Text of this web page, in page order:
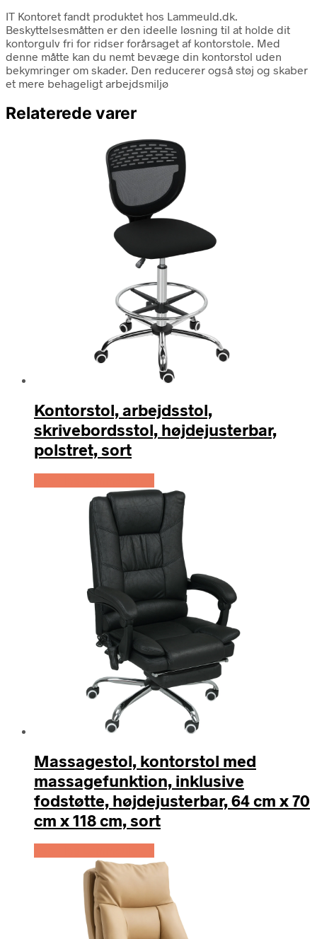
IT Kontoret fandt produktet hos Lammeuld.dk.
Beskyttelsesmåtten er den ideelle løsning til at holde dit
kontorgulv fri for ridser forårsaget af kontorstole. Med
denne måtte kan du nemt bevæge din kontorstol uden
bekymringer om skader. Den reducerer også støj og skaber
et mere behageligt arbejdsmiljø
Relaterede varer
Kontorstol, arbejdsstol,
skrivebordsstol, højdejusterbar,
polstret, sort
Massagestol, kontorstol med
massagefunktion, inklusive
fodstøtte, højdejusterbar, 64 cm x 70
cm x 118 cm, sort